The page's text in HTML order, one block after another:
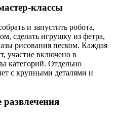
классы
и запустить робота,
сделать игрушку из фетра,
рисования песком. Каждая
участие включено в
категорий. Отдельно
с крупными деталями и